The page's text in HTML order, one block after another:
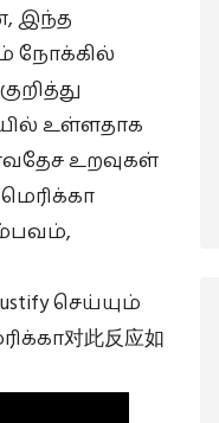
இந்த
நோக்கில்
உள்ளதாக
உறவுகள்
செய்யும்
对此反应如